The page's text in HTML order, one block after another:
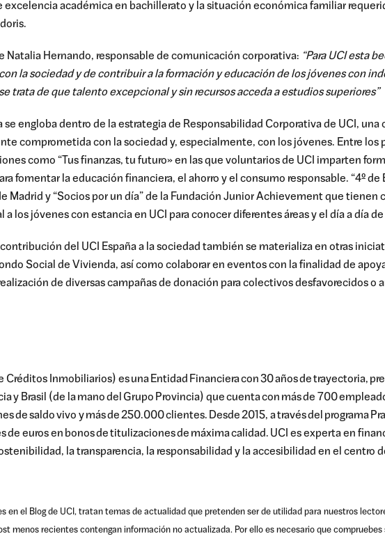
excelencia académica en bachillerato y la situación económica familiar
s.
Natalia Hernando, responsable de comunicación corporativa: “Para UCI esta
la sociedad y de contribuir a la formación y educación de los jóvenes con
trata de que talento excepcional y sin recursos acceda a estudios superiores”
se engloba dentro de la estrategia de Responsabilidad Corporativade UCI, una
comprometidacon lasociedad y, especialmente, con los jóvenes. Entre los
como “Tus finanzas, tu futuro»en las que voluntariosde UCI imparten
fomentar la educación financiera, el ahorro yel consumo responsable. “4º de
Madrid y “Socios por un día” de la Fundación JuniorAchievement que tienen
a los jóvenes con estancia en UCI para conocer diferentes áreas y el día a día
contribución del UCI España a la sociedad también se materializa en otras
Social de Vivienda, así como colaborar en eventos con la finalidad de
de diversas campañas de donación para colectivos desfavorecidos o
Créditos Inmobiliarios) esuna Entidad Financieracon 30añosdetrayectoria,
y Brasil (de lamanodel Grupo Provincia) quecuentacon másde 700
de saldo vivo ymásde 250.000 clientes. Desde2015, atravésdel programa
de euros en bonosdetitulizacionesde máximacalidad. UCI es experta en
la transparencia, la responsabilidad y la accesibilidad en el centro
en el Blog de UCI, tratan temas de actualidad que pretenden ser de utilidad para nuestros
menos recientes contengan información no actualizada. Por ello es necesario que